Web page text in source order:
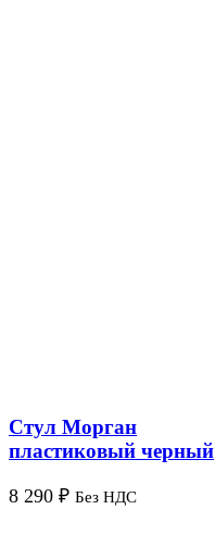
Стул Морган
пластиковый черный
8 290 ₽ Без НДС